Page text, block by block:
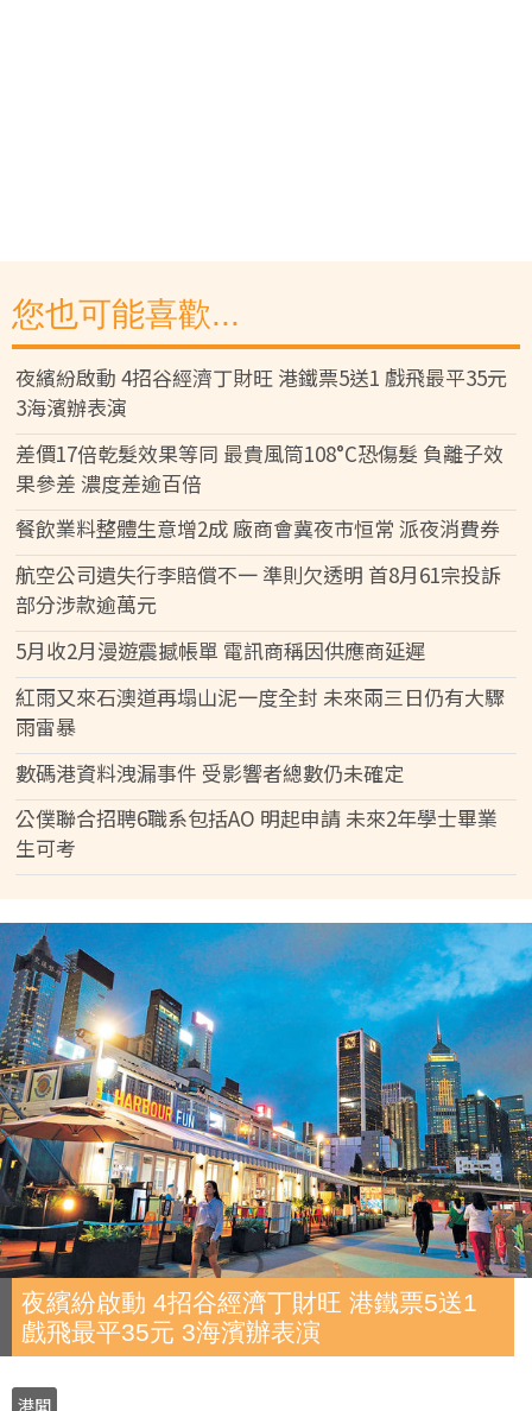
您也可能喜歡...
夜繽紛啟動 4招谷經濟丁財旺 港鐵票5送1 戲飛最平35元
3海濱辦表演
差價17倍乾髮效果等同 最貴風筒108°C恐傷髮 負離子效
果參差 濃度差逾百倍
餐飲業料整體生意增2成 廠商會冀夜市恒常 派夜消費券
航空公司遺失行李賠償不一 準則欠透明 首8月61宗投訴
部分涉款逾萬元
5月收2月漫遊震撼帳單 電訊商稱因供應商延遲
紅雨又來石澳道再塌山泥一度全封 未來兩三日仍有大驟
雨雷暴
數碼港資料洩漏事件 受影響者總數仍未確定
公僕聯合招聘6職系包括AO 明起申請 未來2年學士畢業
生可考
夜繽紛啟動 4招谷經濟丁財旺 港鐵票5送1
戲飛最平35元 3海濱辦表演
港聞